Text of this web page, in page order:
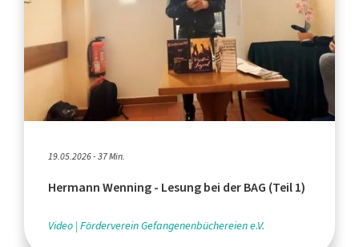
19.05.2026 - 37 Min.
Hermann Wenning - Lesung bei der BAG (Teil 1)
Video Förderverein Gefangenenbüchereien e.V.